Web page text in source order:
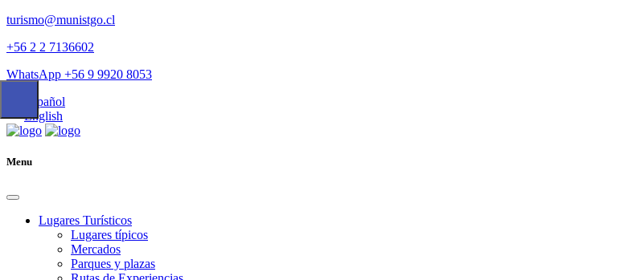
turismo@munistgo.cl
+56 2 2 7136602
WhatsApp +56 9 9920 8053
Español
English
Menu
Lugares Turísticos
Lugares tí­picos
Mercados
Parques y plazas